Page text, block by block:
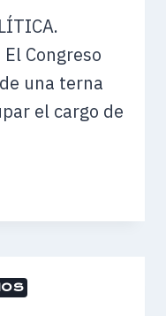
El Congreso
una terna
el cargo de